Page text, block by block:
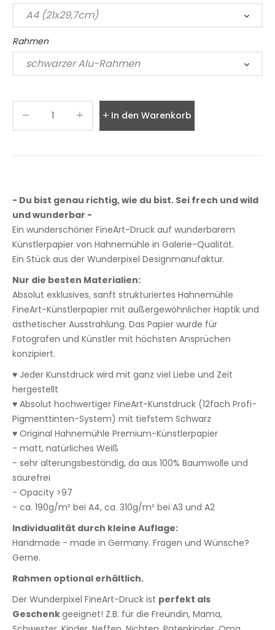
Rahmen
In den Warenkorb legen
- Du bist genau richtig, wie du bist. Sei frech und wild
und wunderbar -
Ein wunderschöner FineArt-Druck auf wunderbarem
Künstlerpapier von Hahnemühle in Galerie-Qualität.
Ein Stück aus der Wunderpixel Designmanufaktur.
Nur die besten Materialien:
Absolut exklusives, sanft strukturiertes Hahnemühle
FineArt-Künstlerpapier mit außergewöhnlicher Haptik und
ästhetischer Ausstrahlung. Das Papier wurde für
Fotografen und Künstler mit höchsten Ansprüchen
konzipiert.
♥ Jeder Kunstdruck wird mit ganz viel Liebe und Zeit
hergestellt
♥ Absolut hochwertiger FineArt-Kunstdruck (12fach Profi-
Pigmenttinten-System) mit tiefstem Schwarz
♥ Original Hahnemühle Premium-Künstlerpapier
- matt, natürliches Weiß
- sehr alterungsbeständig, da aus 100% Baumwolle und
säurefrei
- Opacity >97
- ca. 190g/m² bei A4, ca. 310g/m² bei A3 und A2
Individualität durch kleine Auflage:
Handmade - made in Germany. Fragen und Wünsche?
Gerne.
Rahmen optional erhältlich.
Der Wunderpixel FineArt-Druck ist perfekt als
Geschenkgeeignet! Z.B. für die Freundin, Mama,